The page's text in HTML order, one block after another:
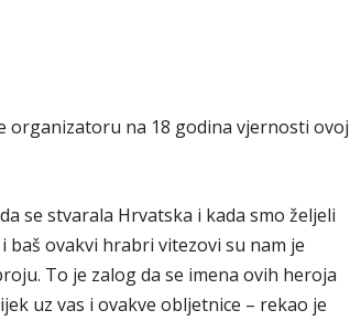
organizatoru na 18 godina vjernosti ovoj
se stvarala Hrvatska i kada smo željeli
ovakvi hrabri vitezovi su nam je
To je zalog da se imena ovih heroja
uz vas i ovakve obljetnice – rekao je